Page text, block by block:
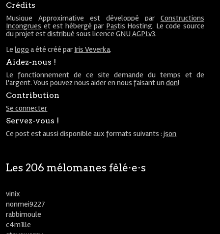
Crédits
Musique Approximative est développé par Constructions
Incongrues et est hébergé par Pastis Hosting. Le code source
du projet estdistribué sous licenceGNU AGPLv3.
Lelogo a été créé par Iris Veverka.
Aidez-nous !
Le fonctionnement de ce site demande du temps et de
l'argent. Vous pouvez nous aider en nous faisant undon!
Contribution
Se connecter
Servez-vous !
Ce post est aussi disponible aux formats suivants :json
Les 206 mélomanes fêlé⋅e⋅s
vinix
nonmei9227
rabbimoule
c4m1lle